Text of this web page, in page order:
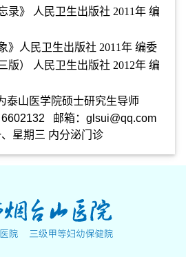
录》 人民卫生出版社 2011年 编
》人民卫生出版社 2011年 编委
版） 人民卫生出版社 2012年 编
泰山医学院硕士研究生导师
6602132 邮箱： glsui@qq.com
星期三 内分泌门诊